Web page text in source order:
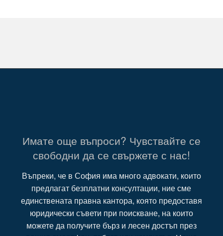
Имате още въпроси? Чувствайте се
свободни да се свържете с нас!
Въпреки, че в София има много адвокати, които
предлагат безплатни консултации, ние сме
единствената правна кантора, която предоставя
юридически съвети при поискване, на които
можете да получите бърз и лесен достъп през